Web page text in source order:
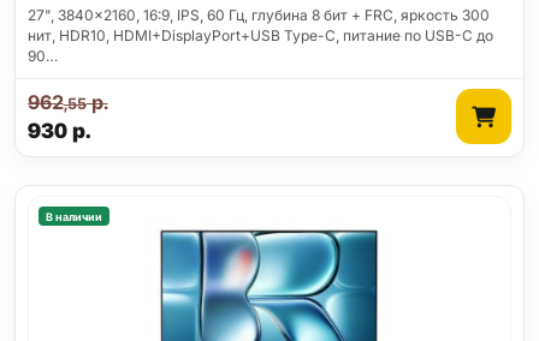
27", 3840x2160, 16:9, IPS, 60 Гц, глубина 8 бит + FRC, яркость 300
нит, HDR10, HDMI+DisplayPort+USB Type-C, питание по USB-C до
90…
930р.
962,55р.
В наличии